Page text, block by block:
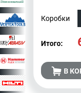
Коробки
Итого:
В